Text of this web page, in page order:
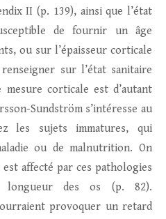
II (p. 139), ainsi que l’état
de fournir un âge
ou sur l’épaisseur corticale
sur l’état sanitaire
mesure corticale est d’autant
Sundström s’intéresse au
les sujets immatures, qui
ou de malnutrition. On
affecté par ces pathologies
longueur des os (p. 82).
provoquer un retard